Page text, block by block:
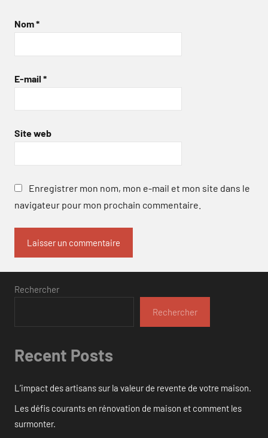
Nom*
E-mail *
Site web
Enregistrer mon nom, mon e-mail et mon site dans le
navigateur pour mon prochain commentaire.
Rechercher
Rechercher
Recent Posts
L’impact des artisans sur la valeur de revente de votre maison.
Les défis courants en rénovation de maison et comment les
surmonter.